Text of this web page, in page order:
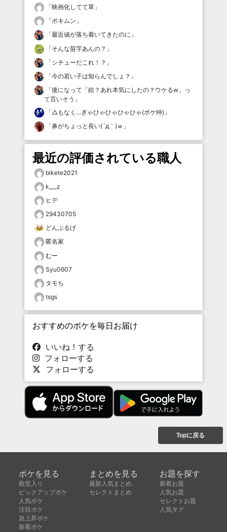
「映画化してて草 」
「ポキムン 」
「最近値が落ち着いてきたのに 」
「そんな苗字あんの？ 」
「シチューだこれ！？ 」
「今の若い子は知らんでしょ？ 」
「後になって「絵？あれ本気にしたの？ウケるw」っ
て言いそう 」
「△もなく…ぎゃひゃひゃひゃひゃ(ボケ狆) 」
「鼻がちょっと長い(´д｀)ｗ 」
最近の評価されている職人
bikete2021
k___z
ヒデ
29430705
どんぶるげ
匿名家
むー
Syu0607
タモち
tsgs
おすすめのボケを毎日お届け
いいね！する
フォローする
フォローする
Topに戻る
ボケを見る
殿堂入り
ピックアップボケ
人気ボケ
注目ボケ
急上昇ボケ
新着ボケ
まとめを見る
最新人気まとめ
セレクトまとめ
お題を探す
新着お題
人気お題
セレクトお題
人気タグ